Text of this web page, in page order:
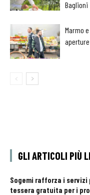
Baglioni
Marmo
GLI ARTICOLI PIÙ
Sogemi rafforza i
tessera gratuita per i